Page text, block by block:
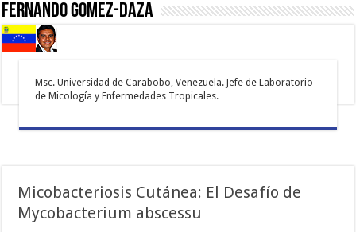
Fernando Gomez-Daza
Msc. Universidad de Carabobo, Venezuela. Jefe de Laboratorio
de Micología y Enfermedades Tropicales.
Micobacteriosis Cutánea: El Desafío de
Mycobacterium abscessu